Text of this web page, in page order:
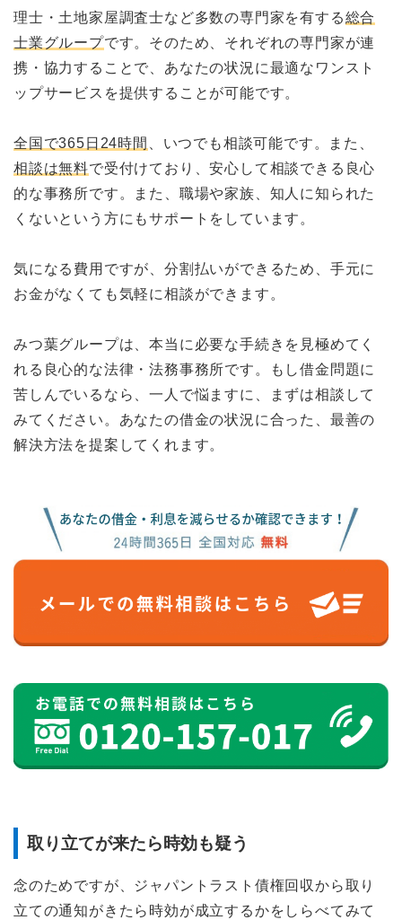
理士・土地家屋調査士など多数の専門家を有する総合
士業グループです。そのため、それぞれの専門家が連
携・協力することで、あなたの状況に最適なワンスト
ップサービスを提供することが可能です。
全国で365日24時間
、いつでも相談可能です。また、
相談は無料で受付けており、安心して相談できる良心
的な事務所です。また、職場や家族、知人に知られた
くないという方にもサポートをしています。
気になる費用ですが、分割払いができるため、手元に
お金がなくても気軽に相談ができます。
みつ葉グループは、本当に必要な手続きを見極めてく
れる良心的な法律・法務事務所です。もし借金問題に
苦しんでいるなら、一人で悩ますに、まずは相談して
みてください。あなたの借金の状況に合った、最善の
解決方法を提案してくれます。
取り立てが来たら時効も疑う
念のためですが、ジャパントラスト債権回収から取り
立ての通知がきたら時効が成立するかをしらべてみて